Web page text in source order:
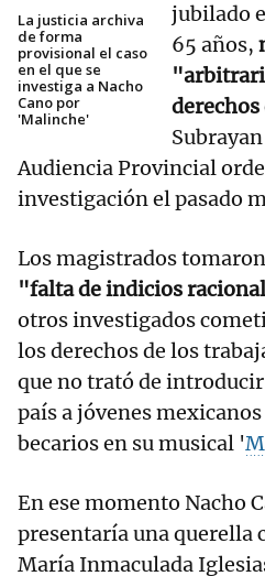
La justicia archiva
de forma
provisional el caso
en el que se
investiga a Nacho
Cano por
'Malinche'
jubilado
65 años,
Audiencia Provincial
investigación el pasado
Los magistrados
"falta de indicios
otros investigados
los derechos de los
que no trató de
país a jóvenes
becarios en su musical '
En ese momento Nacho
presentaría una querella
María Inmaculada